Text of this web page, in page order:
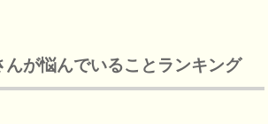
んが悩んでいることランキング